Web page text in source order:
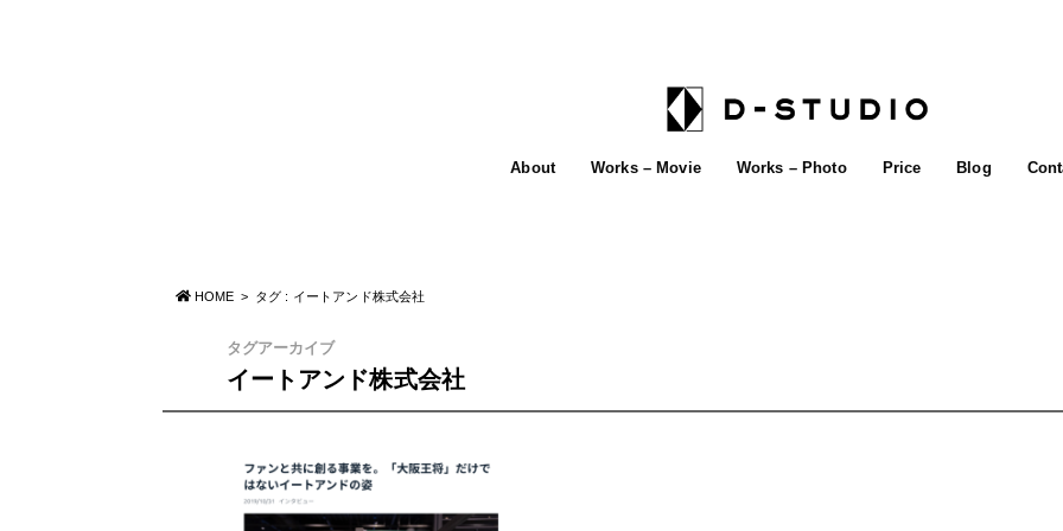
About Works – Movie Works – Photo Price Blog
HOME タグ : イートアンド株式会社
タグアーカイブ
イートアンド株式会社